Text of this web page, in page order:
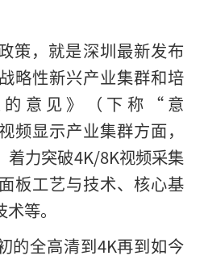
策，就是深圳最新发布
略性新兴产业集群和培
意见》（下称“意
显示产业集群方面，
着力突破4K/8K视频采集
板工艺与技术、核心基
等。
的全高清到4K再到如今